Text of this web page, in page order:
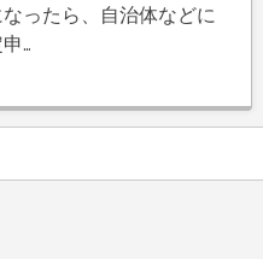
ったら、自治体などに
…